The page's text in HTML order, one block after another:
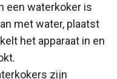
een waterkoker is
met water, plaatst
het apparaat in en
zijn